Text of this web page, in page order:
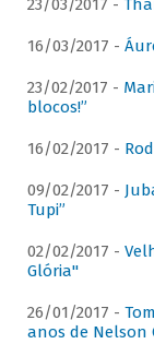
23/03/2017 -
16/03/2017 -
23/02/2017 -
blocos!”
16/02/2017 -
09/02/2017 -
Tupi”
02/02/2017 -
Glória"
26/01/2017 -
anos de Nelson